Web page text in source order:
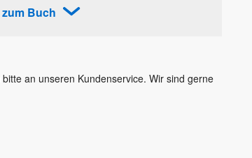
Buch
an unseren Kundenservice. Wir sind gerne